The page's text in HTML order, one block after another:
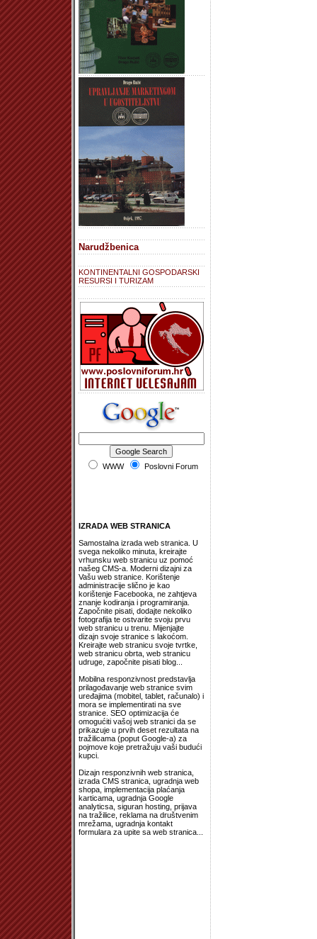
Narudžbenica
KONTINENTALNI GOSPODARSKI
RESURSI I TURIZAM
WWW Poslovni Forum
IZRADA WEB STRANICA
Samostalna izrada web stranica. U
svega nekoliko minuta, kreirajte
vrhunsku web stranicu uz pomoć
našeg CMS-a. Moderni dizajni za
Vašu web stranice. Korištenje
administracije slično je kao
korištenje Facebooka, ne zahtjeva
znanje kodiranja i programiranja.
Započnite pisati, dodajte nekoliko
fotografija te ostvarite svoju prvu
web stranicu u trenu. Mijenjajte
dizajn svoje stranice s lakoćom.
Kreirajte web stranicu svoje tvrtke,
web stranicu obrta, web stranicu
udruge, započnite pisati blog...
Mobilna responzivnost predstavlja
prilagođavanje web stranice svim
uređajima (mobitel, tablet, računalo) i
mora se implementirati na sve
stranice. SEO optimizacija će
omogućiti vašoj web stranici da se
prikazuje u prvih deset rezultata na
tražilicama (poput Google-a) za
pojmove koje pretražuju vaši budući
kupci.
Dizajn responzivnih web stranica,
izrada CMS stranica, ugradnja web
shopa, implementacija plaćanja
karticama, ugradnja Google
analyticsa, siguran hosting, prijava
na tražilice, reklama na društvenim
mrežama, ugradnja kontakt
formulara za upite sa web stranica...